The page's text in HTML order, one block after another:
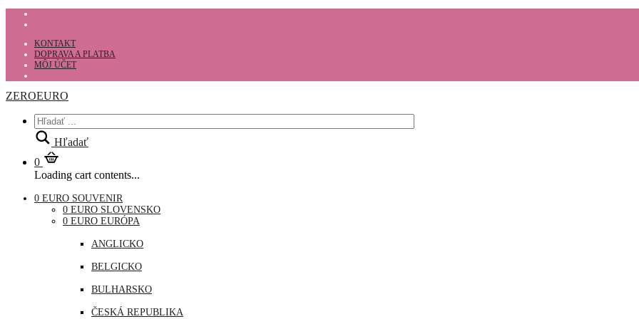
KONTAKT
DOPRAVA A PLATBA
MÔJ ÚČET
ZEROEURO
Hľadať
0
Loading cart contents...
0 EURO SOUVENIR
0 EURO SLOVENSKO
0 EURO EURÓPA
ANGLICKO
BELGICKO
BULHARSKO
ČESKÁ REPUBLIKA